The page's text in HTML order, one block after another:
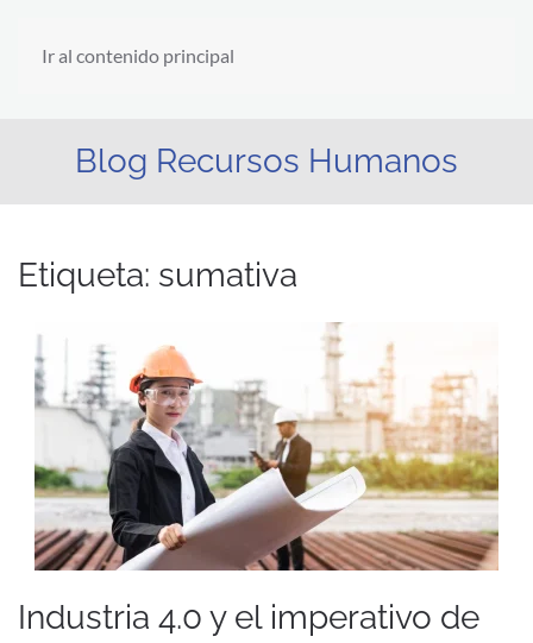
Ir al contenido principal
Blog Recursos Humanos
Etiqueta: sumativa
Industria 4.0 y el imperativo de